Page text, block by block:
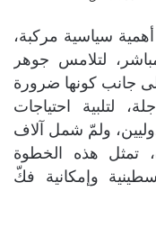
سياسية مركبة،
لتلامس جوهر
جانب كونها ضرورة
لتلبية احتياجات
ولمّ شمل آلاف
تمثل هذه الخطوة
وإمكانية فكّ